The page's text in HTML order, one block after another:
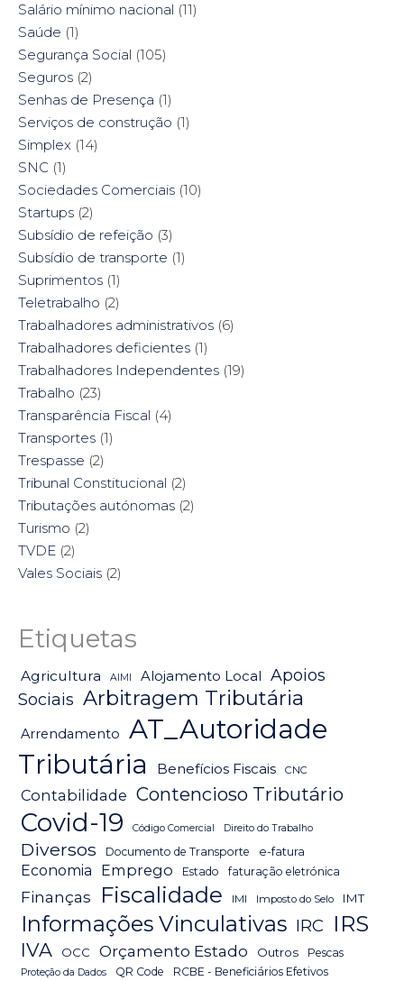
Salário mínimo nacional (11)
Saúde (1)
Segurança Social (105)
Seguros (2)
Senhas de Presença (1)
Serviços de construção (1)
Simplex (14)
SNC (1)
Sociedades Comerciais (10)
Startups (2)
Subsídio de refeição (3)
Subsídio de transporte (1)
Suprimentos (1)
Teletrabalho (2)
Trabalhadores administrativos (6)
Trabalhadores deficientes (1)
Trabalhadores Independentes (19)
Trabalho (23)
Transparência Fiscal (4)
Transportes (1)
Trespasse (2)
Tribunal Constitucional (2)
Tributações autónomas (2)
Turismo (2)
TVDE (2)
Vales Sociais (2)
Etiquetas
Agricultura AIMI Alojamento Local
Apoios
Sociais Arbitragem Tributária
Arrendamento
AT_Autoridade
Tributária
Benefícios Fiscais CNC
Contabilidade Contencioso Tributário
Covid-19 Código Comercial Direito do Trabalho
Diversos Documento de Transporte e-fatura
Economia Emprego Estado faturação eletrónica
Finanças Fiscalidade IMI Imposto do Selo IMT
Informações Vinculativas IRC IRS
IVA OCC Orçamento Estado Outros Pescas
Proteção da Dados QR Code RCBE - Beneficiários Efetivos